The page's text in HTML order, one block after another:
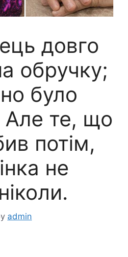
довго
обручку;
було
Але те, що
потім,
не
admin